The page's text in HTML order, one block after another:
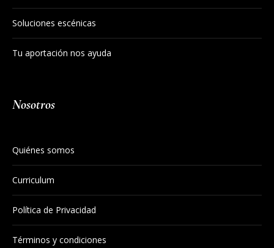
Soluciones escénicas
Tu aportación nos ayuda
Nosotros
Quiénes somos
Curriculum
Política de Privacidad
Términos y condiciones